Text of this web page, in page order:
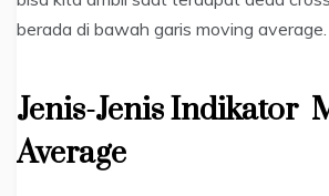
berada di bawah garis moving average.
Jenis-Jenis Indikator
Average